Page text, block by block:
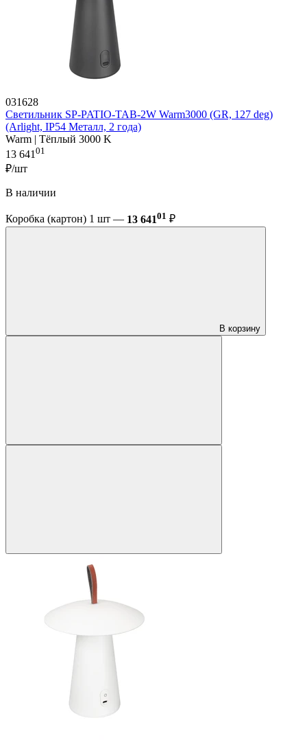
031628
Светильник SP-PATIO-TAB-2W Warm3000 (GR, 127 deg)
(Arlight, IP54 Металл, 2 года)
Warm | Тёплый 3000 K
13 641 01
₽/шт
В наличии
Коробка (картон) 1 шт — 13 64101 ₽
В корзину